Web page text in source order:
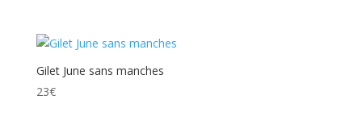
Gilet June sans manches
23€